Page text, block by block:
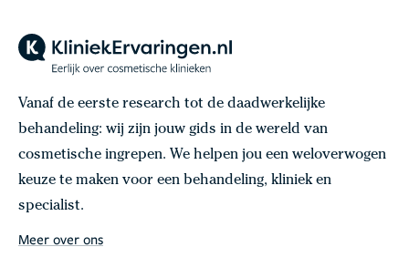
Vanaf de eerste research tot de daadwerkelijke
behandeling: wij zijn jouw gids in de wereld van
cosmetische ingrepen. We helpen jou een weloverwogen
keuze te maken voor een behandeling, kliniek en
specialist.
Meer over ons